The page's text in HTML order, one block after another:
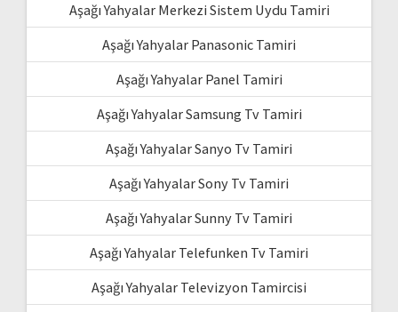
Aşağı Yahyalar Merkezi Sistem Uydu Tamiri
Aşağı Yahyalar Panasonic Tamiri
Aşağı Yahyalar Panel Tamiri
Aşağı Yahyalar Samsung Tv Tamiri
Aşağı Yahyalar Sanyo Tv Tamiri
Aşağı Yahyalar Sony Tv Tamiri
Aşağı Yahyalar Sunny Tv Tamiri
Aşağı Yahyalar Telefunken Tv Tamiri
Aşağı Yahyalar Televizyon Tamircisi